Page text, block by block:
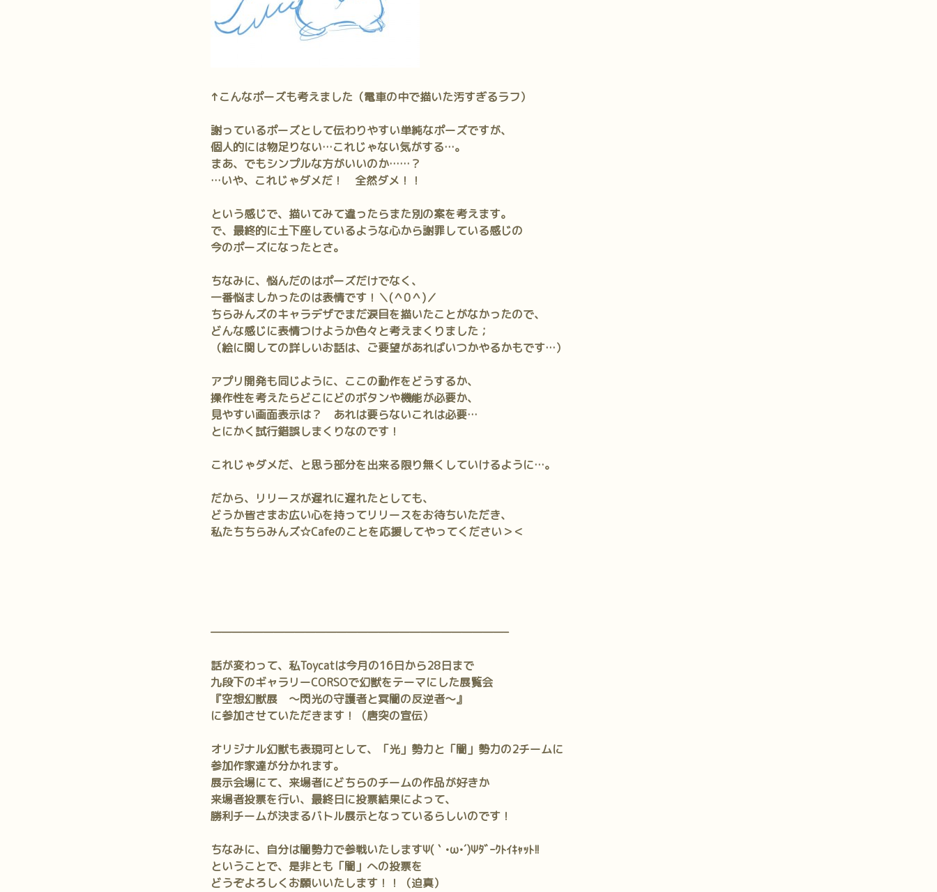
↑こんなポーズも考えました（電車の中で描いた汚すぎるラフ）
謝っているポーズとして伝わりやすい単純なポーズですが、
個人的には物足りない…これじゃない気がする…。
まあ、でもシンプルな方がいいのか……？
…いや、これじゃダメだ！ 全然ダメ！！
という感じで、描いてみて違ったらまた別の案を考えます。
で、最終的に土下座しているような心から謝罪している感じの
今のポーズになったとさ。
ちなみに、悩んだのはポーズだけでなく、
一番悩ましかったのは表情です！＼(＾0＾)／
ちらみんズのキャラデザでまだ涙目を描いたことがなかったので、
どんな感じに表情つけようか色々と考えまくりました；
（絵に関しての詳しいお話は、ご要望があればいつかやるかもです…）
アプリ開発も同じように、ここの動作をどうするか、
操作性を考えたらどこにどのボタンや機能が必要か、
見やすい画面表示は？ あれは要らないこれは必要…
とにかく試行錯誤しまくりなのです！
これじゃダメだ、と思う部分を出来る限り無くしていけるように…。
だから、リリースが遅れに遅れたとしても、
どうか皆さまお広い心を持ってリリースをお待ちいただき、
私たちちらみんズ☆Cafeのことを応援してやってください＞＜
————————————————————————————–
話が変わって、私Toycatは今月の16日から28日まで
九段下のギャラリーCORSOで幻獣をテーマにした展覧会
『空想幻獣展 ～閃光の守護者と冥闇の反逆者～』
に参加させていただきます！（唐突の宣伝）
オリジナル幻獣も表現可として、「光」勢力と「闇」勢力の2チームに
参加作家達が分かれます。
展示会場にて、来場者にどちらのチームの作品が好きか
来場者投票を行い、最終日に投票結果によって、
勝利チームが決まるバトル展示となっているらしいのです！
ちなみに、自分は闇勢力で参戦いたしますΨ(｀•ω•´)Ψﾀﾞｰｸﾄｲｷｬｯﾄ!!
ということで、是非とも「闇」への投票を
どうぞよろしくお願いいたします！！（迫真）